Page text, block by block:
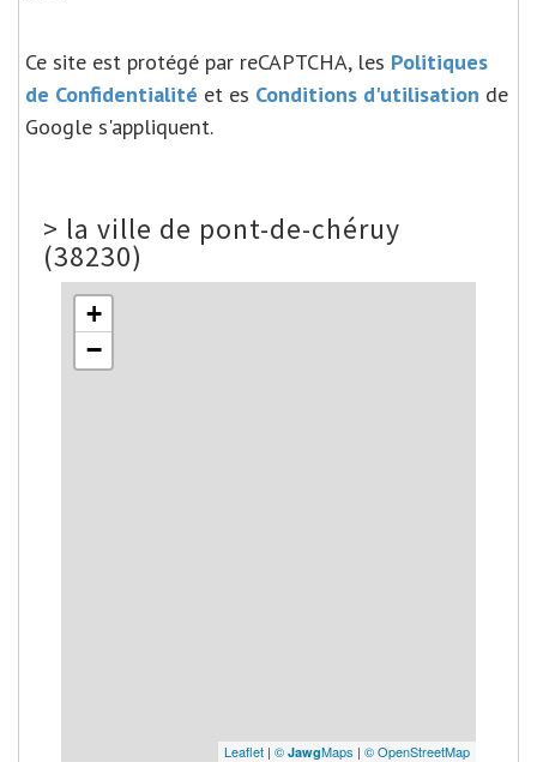
Ce site est protégé par reCAPTCHA, les Politiques
de Confidentialité et es Conditions d'utilisation de
Google s'appliquent.
> la ville de pont-de-chéruy
(38230)
+
−
Leaflet | © JawgMaps | © OpenStreetMap